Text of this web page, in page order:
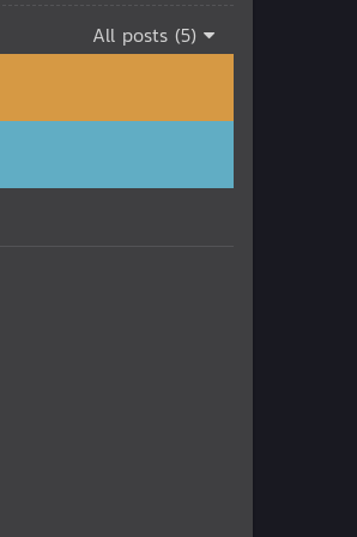
All posts (5)